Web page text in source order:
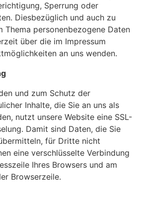
Sperrung oder
Diesbezüglich und auch zu
Thema personenbezogene Daten
über die im Impressum
an uns wenden.
und zum Schutz der
Inhalte, die Sie an uns als
nutzt unsere Website eine SSL-
Damit sind Daten, die Sie
für Dritte nicht
eine verschlüsselte Verbindung
Ihres Browsers und am
Browserzeile.